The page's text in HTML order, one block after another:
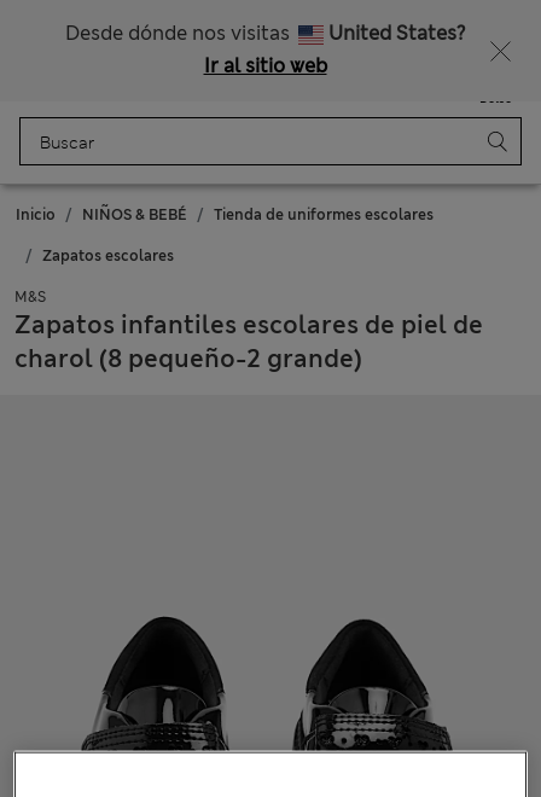
Desde dónde nos visitas
United States?
Ir al sitio web
Bolso
Inicio NIÑOS & BEBÉ Tienda de uniformes escolares
Zapatos escolares
M&S
Zapatos infantiles escolares de piel de
charol (8 pequeño-2 grande)